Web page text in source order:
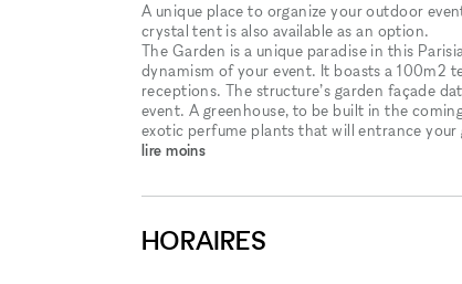
A unique place to organize your outdoor
crystal tent is also available as an option.
The Garden is a unique paradise in this
dynamism of your event. It boasts a 100m2
receptions. The structure’s garden façade
event. A greenhouse, to be built in the
exotic perfume plants that will entrance your
lire moins
HORAIRES